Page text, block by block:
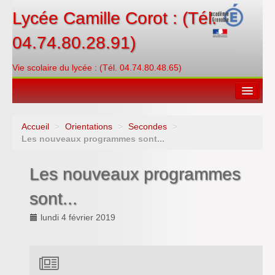
Lycée Camille Corot : (Tél.
04.74.80.28.91)
Vie scolaire du lycée : (Tél. 04.74.80.48.65)
Espace restauration
ENT
Accueil > Orientations > Secondes
>
Les nouveaux programmes sont...
Les nouveaux programmes
sont...
lundi 4 février 2019